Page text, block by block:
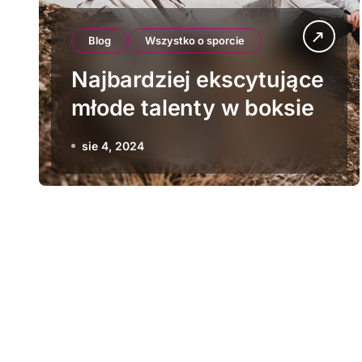
Blog Wszystko o sporcie
Najbardziej ekscytujące
młode talenty w boksie
sie 4, 2024